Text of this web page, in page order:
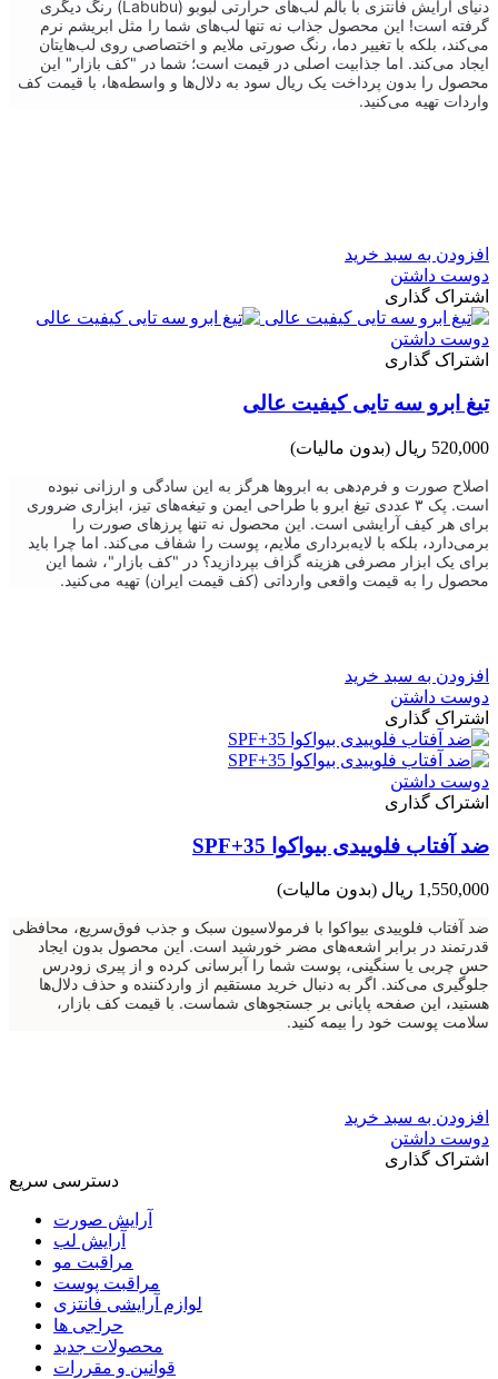
دنیای آرایش فانتزی با بالم لب‌های حرارتی لبوبو (Labubu) رنگ دیگری
گرفته است! این محصول جذاب نه تنها لب‌های شما را مثل ابریشم نرم
می‌کند، بلکه با تغییر دما، رنگ صورتی ملایم و اختصاصی روی لب‌هایتان
ایجاد می‌کند. اما جذابیت اصلی در قیمت است؛ شما در "کف بازار" این
محصول را بدون پرداخت یک ریال سود به دلال‌ها و واسطه‌ها، با قیمت کف
واردات تهیه می‌کنید.
افزودن به سبد خرید
دوست داشتن
اشتراک گذاری
دوست داشتن
اشتراک گذاری
تیغ ابرو سه تایی کیفیت عالی
520,000 ریال
(بدون مالیات)
اصلاح صورت و فرم‌دهی به ابروها هرگز به این سادگی و ارزانی نبوده
است. پک ۳ عددی تیغ ابرو با طراحی ایمن و تیغه‌های تیز، ابزاری ضروری
برای هر کیف آرایشی است. این محصول نه تنها پرزهای صورت را
برمی‌دارد، بلکه با لایه‌برداری ملایم، پوست را شفاف می‌کند. اما چرا باید
برای یک ابزار مصرفی هزینه گزاف بپردازید؟ در "کف بازار"، شما این
محصول را به قیمت واقعی وارداتی (کف قیمت ایران) تهیه می‌کنید.
افزودن به سبد خرید
دوست داشتن
اشتراک گذاری
دوست داشتن
اشتراک گذاری
ضد آفتاب فلوییدی بیواکوا SPF+35
1,550,000 ریال
(بدون مالیات)
ضد آفتاب فلوییدی بیواکوا با فرمولاسیون سبک و جذب فوق‌سریع، محافظی
قدرتمند در برابر اشعه‌های مضر خورشید است. این محصول بدون ایجاد
حس چربی یا سنگینی، پوست شما را آبرسانی کرده و از پیری زودرس
جلوگیری می‌کند. اگر به دنبال خرید مستقیم از واردکننده و حذف دلال‌ها
هستید، این صفحه پایانی بر جستجوهای شماست. با قیمت کف بازار،
سلامت پوست خود را بیمه کنید.
افزودن به سبد خرید
دوست داشتن
اشتراک گذاری
دسترسی سریع
آرایش صورت
آرایش لب
مراقبت مو
مراقبت پوست
لوازم آرایشی فانتزی
حراجی ها
محصولات جدید
قوانین و مقررات